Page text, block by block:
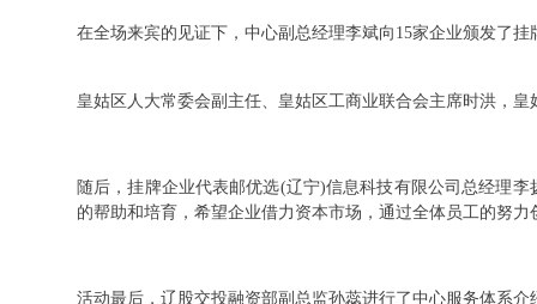
在全场来宾的见证下，中心副总经理李斌向15家企业颁发了
皇姑区人大常委会副主任、皇姑区工商业联合会主席时洪，
随后，挂牌企业代表邮优选(辽宁)信息科技有限公司总经理
的帮助和培育，希望企业借力资本市场，通过全体员工的努
活动最后，辽股交投融资部副总监孙蕊进行了中心服务体系